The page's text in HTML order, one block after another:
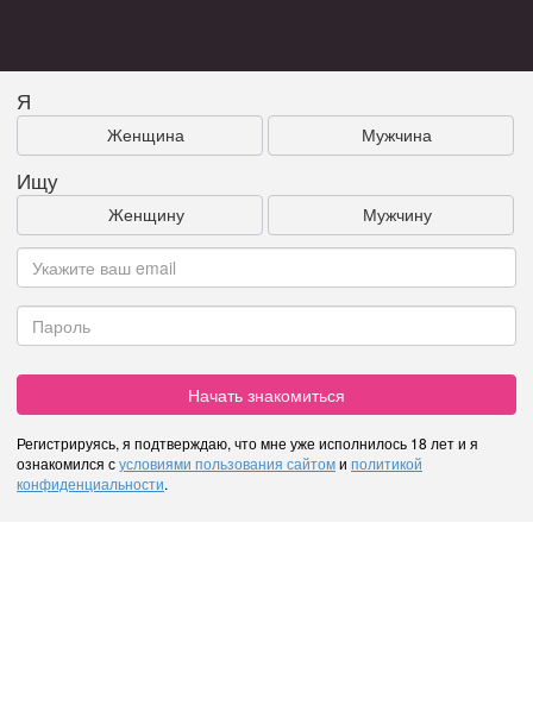
Я
Женщина Мужчина
Ищу
Женщину Мужчину
Начать знакомиться
Регистрируясь, я подтверждаю, что мне уже исполнилось 18 лет и я
ознакомился сусловиями пользования сайтоми политикой
конфиденциальности.